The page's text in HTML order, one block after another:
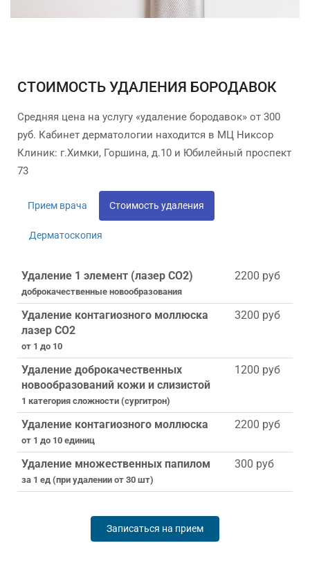
СТОИМОСТЬ УДАЛЕНИЯ БОРОДАВОК
Средняя цена на услугу «удаление бородавок» от 300
руб. Кабинет дерматологии находится в МЦ Никсор
Клиник: г.Химки, Горшина, д.10 и Юбилейный проспект
73
Прием врача Стоимость удаления
Дерматоскопия
Удаление 1 элемент (лазер СО2)
доброкачественные новообразования
2200 руб
Удаление контагиозного моллюска
лазер СО2
от 1 до 10
3200 руб
Удаление доброкачественных
новообразований кожи и слизистой
1 категория сложности (сургитрон)
1200 руб
Удаление контагиозного моллюска
от 1 до 10 единиц
2200 руб
Удаление множественных папилом
за 1 ед (при удалении от 30 шт)
300 руб
Записаться на прием